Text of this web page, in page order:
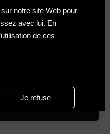
notre site Web pour
avec lui. En
de ces
Je refuse